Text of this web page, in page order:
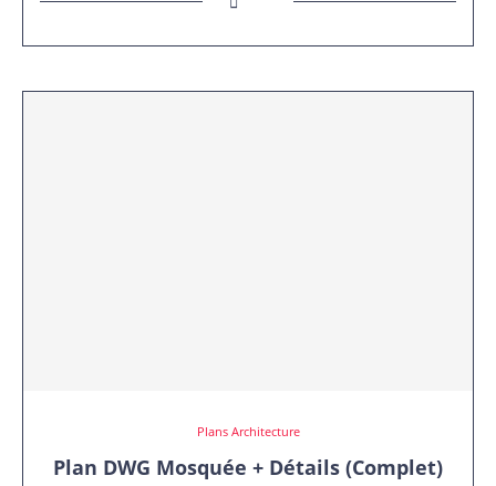
Plans Architecture
Plan DWG Mosquée + Détails (Complet)